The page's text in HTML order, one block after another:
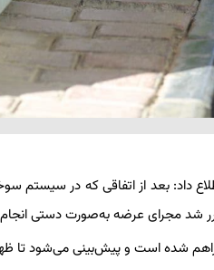
داد: بعد از اتفاقی که در سیستم
شد مجرای عرضه به‌صورت دستی
شده است و پیش‌بینی می‌شود